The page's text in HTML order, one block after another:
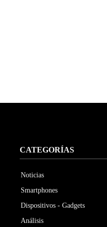
CATEGORÍAS
Noticias
Smartphones
Dispositivos - Gadgets
Análisis